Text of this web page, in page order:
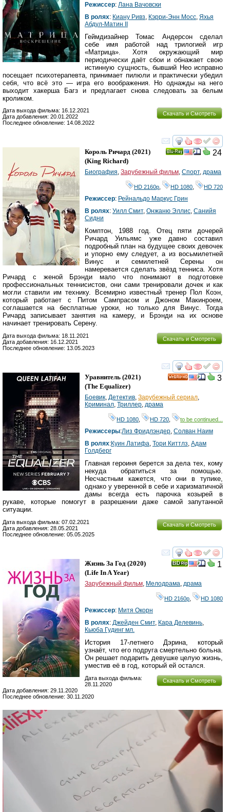
Режиссер: Лана Вачовски
В ролях: Киану Ривз Кэрри-Энн Мосс Яхья
Абдул-Матин II
Геймдизайнер Томас Андерсон сделал
себе имя работой над трилогией игр
«Матрица». Хотя окружающий мир
периодически даёт сбои и обнажает свою
истинную сущность, бывший Нео исправно
посещает психотерапевта, принимает пилюли и практически убедил
себя, что всё это — игра его воображения. Но однажды на него
выходит хакерша Багз и предлагает снова следовать за белым
кроликом.
Скачать и Смотреть
Дата выхода фильма: 16.12.2021
Дата добавления: 20.01.2022
Последнее обновление: 14.08.2022
смотреть
24
Король Ричард (2021)
(King Richard)
Биография, Зарубежный фильм, Спорт, драма
HD 2160р HD 1080 HD 720
Режиссер: Рейнальдо Маркус Грин
В ролях: Уилл Смит, Онжаню Эллис, Санийя
Сидни
Комптон, 1988 год. Отец пяти дочерей
Ричард Уильямс уже давно составил
подробный план на будущее своих девочек
и упорно ему следует, а из восьмилетней
Винус и семилетней Серены он
намеревается сделать звёзд тенниса. Хотя
Ричард с женой Брэнди мало что понимают в подготовке
профессиональных теннисистов, они сами тренировали дочек и как
могли ставили им технику. Всемирно известный тренер Пол Коэн,
который работает с Питом Сампрасом и Джоном Макинроем,
соглашается на бесплатные уроки, но только для Винус. Тогда
Ричард записывает занятия на камеру, и Брэнди на их основе
начинает тренировать Серену.
Скачать и Смотреть
Дата выхода фильма: 18.11.2021
Дата добавления: 16.12.2021
Последнее обновление: 13.05.2023
смотреть
3
Уравнитель (2021)
(The Equalizer)
Боевик, Детектив, Зарубежный сериал,
Криминал, Триллер, драма
HD 1080 HD 720 to be continued...
Режиссеры:Лиз Фридлэндер, Солван Наим
В ролях:Куин Латифа, Тори Киттлз, Адам
Голдберг
Главная героиня берется за дела тех, кому
некуда обратиться за помощью.
Несчастным кажется, что они в тупике,
однако у уверенной в себе и харизматичной
дамы всегда есть парочка козырей в
рукаве, которые помогут в разрешении даже самой запутанной
ситуации.
Скачать и Смотреть
Дата выхода фильма: 07.02.2021
Дата добавления: 28.05.2021
Последнее обновление: 05.05.2025
смотреть
1
Жизнь За Год (2020)
(Life In A Year)
Зарубежный фильм, Мелодрама, драма
HD 2160р HD 1080
Режиссер: Митя Окорн
В ролях: Джейден Смит, Кара Делевинь,
Кьюба Гудинг мл.
История 17-летнего Дэрина, который
узнаёт, что его подруга смертельно больна.
Он решает подарить девушке целую жизнь,
уместив её в год, который ей остался.
Скачать и Смотреть
Дата выхода фильма:
28.11.2020
Дата добавления: 29.11.2020
Последнее обновление: 30.11.2020